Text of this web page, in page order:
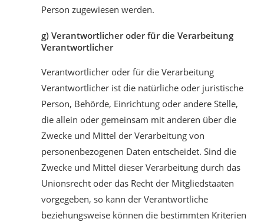
Person zugewiesen werden.
g) Verantwortlicher oder für die Verarbeitung
Verantwortlicher
Verantwortlicher oder für die Verarbeitung
Verantwortlicher ist die natürliche oder juristische
Person, Behörde, Einrichtung oder andere Stelle,
die allein oder gemeinsam mit anderen über die
Zwecke und Mittel der Verarbeitung von
personenbezogenen Daten entscheidet. Sind die
Zwecke und Mittel dieser Verarbeitung durch das
Unionsrecht oder das Recht der Mitgliedstaaten
vorgegeben, so kann der Verantwortliche
beziehungsweise können die bestimmten Kriterien